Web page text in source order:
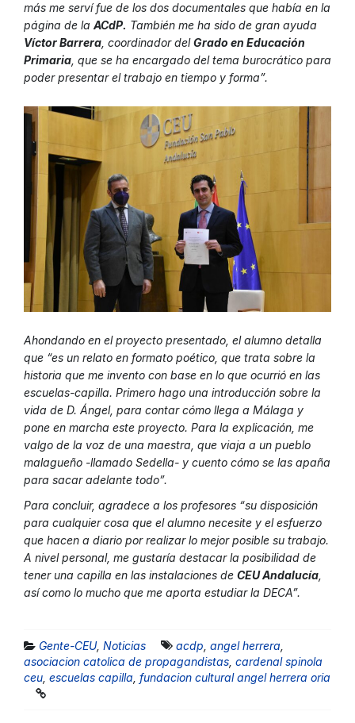
más me serví fue de los dos documentales que había en la
página de la ACdP. También me ha sido de gran ayuda
Víctor Barrera , coordinador delGrado en Educación
Primaria , que se ha encargado del tema burocrático para
poder presentar el trabajo en tiempo y forma”.
Ahondando en el proyecto presentado, el alumno detalla
que “es un relato en formato poético, que trata sobre la
historia que me invento con base en lo que ocurrió en las
escuelas-capilla. Primero hago una introducción sobre la
vida de D. Ángel, para contar cómo llega a Málaga y
pone en marcha este proyecto. Para la explicación, me
valgo de la voz de una maestra, que viaja a un pueblo
malagueño -llamado Sedella- y cuento cómo se las apaña
para sacar adelante todo”.
Para concluir, agradece a los profesores “su disposición
para cualquier cosa que el alumno necesite y el esfuerzo
que hacen a diario por realizar lo mejor posible su trabajo.
A nivel personal, me gustaría destacar la posibilidad de
tener una capilla en las instalaciones de CEU Andalucía
así como lo mucho que me aporta estudiar la DECA”.
Gente-CEU, Noticias acdp angel herrera
asociacion catolica de propagandistas cardenal spinola
ceu escuelas capilla fundacion cultural angel herrera oria